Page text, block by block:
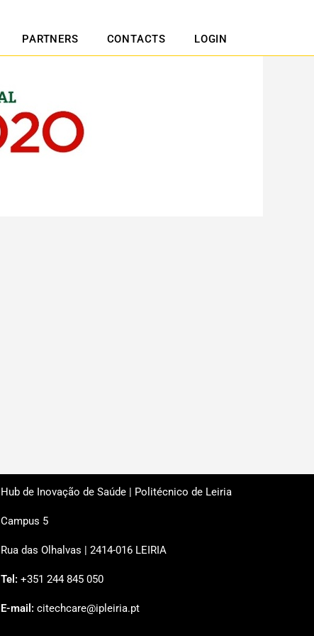
PARTNERS CONTACTS LOGIN
Hub de Inovação de Saúde | Politécnico de Leiria
Campus 5
Rua das Olhalvas | 2414-016 LEIRIA
Tel: +351 244 845 050
E-mail: citechcare@ipleiria.pt